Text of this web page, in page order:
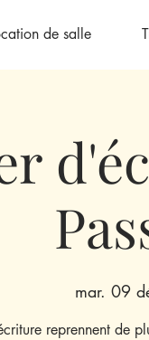
de salle
mar. 09
reprennent de